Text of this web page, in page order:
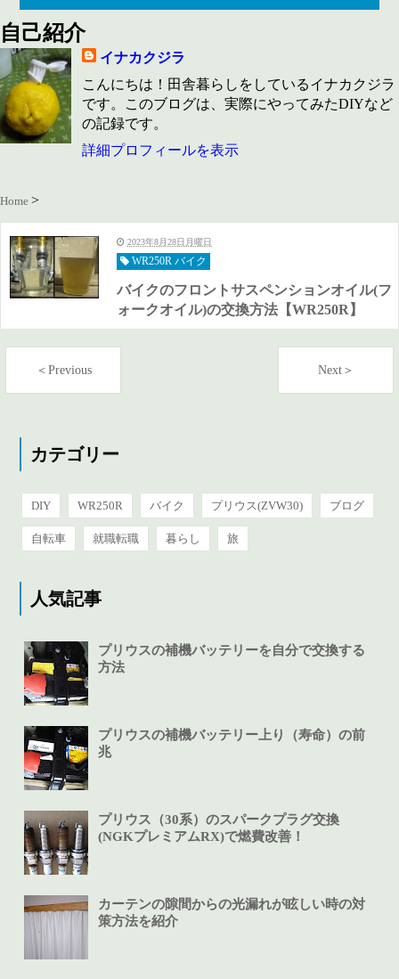
自己紹介
イナカクジラ
こんにちは！田舎暮らしをしているイナカクジラ
です。このブログは、実際にやってみたDIYなど
の記録です。
詳細プロフィールを表示
Home
2023年8月28日月曜日
WR250R バイク
バイクのフロントサスペンションオイル(フ
ォークオイル)の交換方法【WR250R】
＜Previous Next＞
カテゴリー
DIY WR250R バイク プリウス(ZVW30) ブログ
自転車 就職転職 暮らし 旅
人気記事
プリウスの補機バッテリーを自分で交換する
方法
プリウスの補機バッテリー上り（寿命）の前
兆
プリウス（30系）のスパークプラグ交換
(NGKプレミアムRX)で燃費改善！
カーテンの隙間からの光漏れが眩しい時の対
策方法を紹介